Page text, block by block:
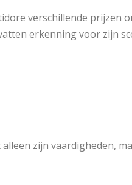
verschillende prijzen
erkenning voor zijn
zijn vaardigheden,